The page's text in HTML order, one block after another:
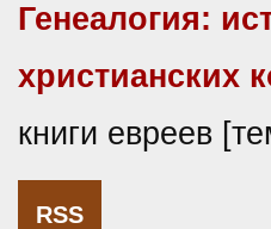
Генеалогия:
христианских
книги евреев
RSS